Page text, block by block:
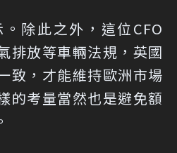
除此之外，這位CFO
排放等車輛法規，英國
致，才能維持歐洲市場
的考量當然也是避免額